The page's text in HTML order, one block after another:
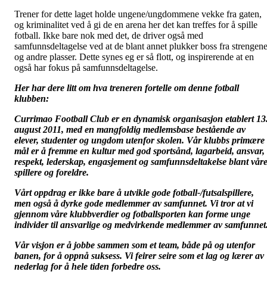
Trener for dette laget holde ungene/ungdommene vekke fra gaten,
og kriminalitet ved å gi de en arena her det kan treffes for å spille
fotball. Ikke bare nok med det, de driver også med
samfunnsdeltagelse ved at de blant annet plukker boss fra strengene
og andre plasser. Dette synes eg er så flott, og inspirerende at en
også har fokus på samfunnsdeltagelse.
Her har dere litt om hva treneren fortelle om denne fotball
klubben:
Currimao Football Club er en dynamisk organisasjon etablert
august 2011, med en mangfoldig medlemsbase bestående av
elever, studenter og ungdom utenfor skolen. Vår klubbs primære
mål er å fremme en kultur med god sportsånd, lagarbeid, ansvar,
respekt, lederskap, engasjement og samfunnsdeltakelse blant våre
spillere og foreldre.
Vårt oppdrag er ikke bare å utvikle gode fotball-/futsalspillere,
men også å dyrke gode medlemmer av samfunnet. Vi tror at vi
gjennom våre klubbverdier og fotballsporten kan forme unge
individer til ansvarlige og medvirkende medlemmer av
Vår visjon er å jobbe sammen som et team, både på og utenfor
banen, for å oppnå suksess. Vi feirer seire som et lag og lærer av
nederlag for å hele tiden forbedre oss.